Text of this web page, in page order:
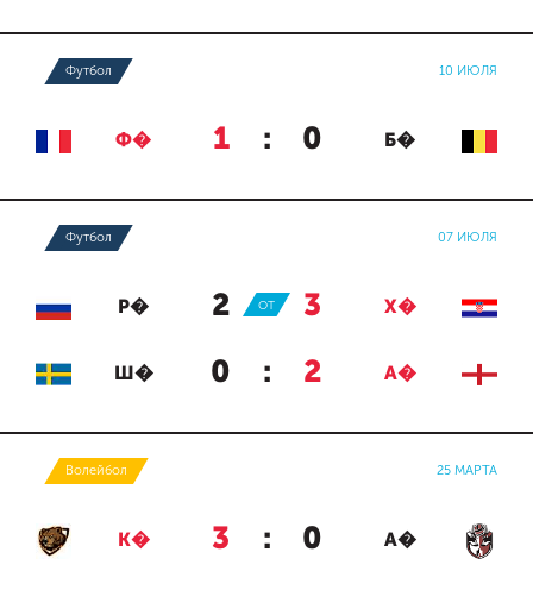
Футбол 10 ИЮЛЯ
Ф� 1 : 0 Б�
Футбол 07 ИЮЛЯ
Р� 2 : 3 Х�
ОТ
Ш� 0 : 2 А�
Волейбол 25 МАРТА
К� 3 : 0 А�